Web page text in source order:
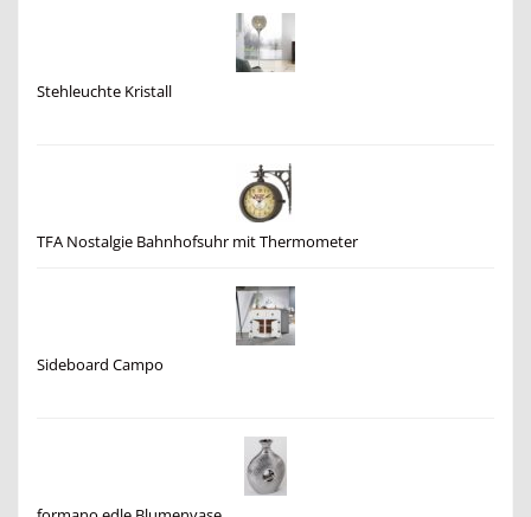
Stehleuchte Kristall
TFA Nostalgie Bahnhofsuhr mit Thermometer
Sideboard Campo